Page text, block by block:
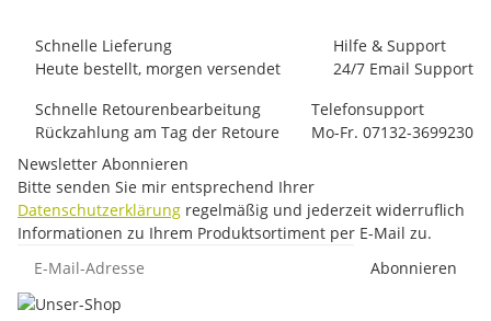
Schnelle Lieferung
Heute bestellt, morgen versendet
Hilfe & Support
24/7 Email Support
Schnelle Retourenbearbeitung
Rückzahlung am Tag der Retoure
Telefonsupport
Mo-Fr. 07132-3699230
Newsletter Abonnieren
Bitte senden Sie mir entsprechend Ihrer
Datenschutzerklärung regelmäßig und jederzeit widerruflich
Informationen zu Ihrem Produktsortiment per E-Mail zu.
Abonnieren